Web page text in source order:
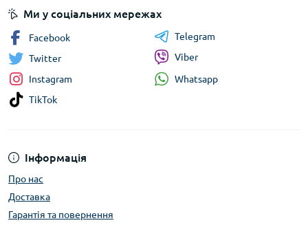
Інформація
Про нас
Доставка
Гарантія та повернення
Ми у соціальних мережах
Facebook
Twitter
Instagram
TikTok
Telegram
Viber
Whatsapp